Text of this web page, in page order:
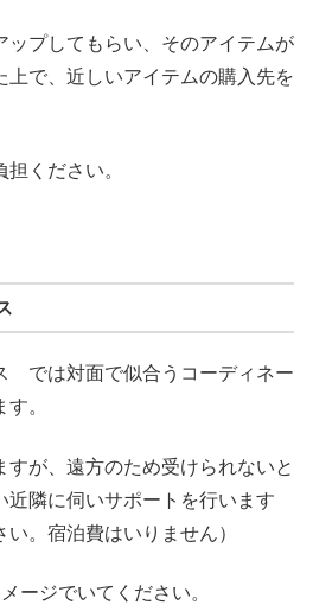
ップしてもらい、そのアイテムが
上で、近しいアイテムの購入先を
ください。
では対面で似合うコーディネー
。
が、遠方のため受けられないと
近隣に伺いサポートを行います
い。宿泊費はいりません）
ージでいてください。